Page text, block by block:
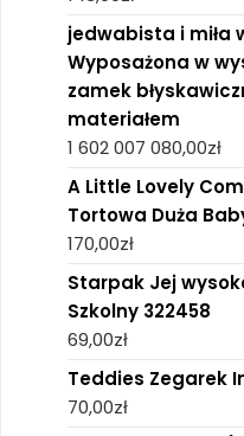
jedwabista i miła
Wyposażona w
zamek
materiałem
1 602 007 080,00zł
A Little Lovely
Tortowa Duża
170,00zł
Starpak Jej
Szkolny 322458
69,00zł
Teddies Zegarek
70,00zł